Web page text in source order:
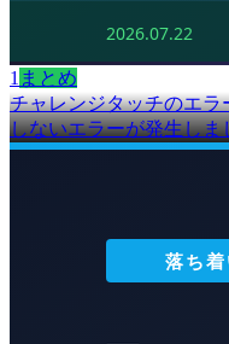
1 まとめ
チャレンジタッチのエ
しないエラーが発生し
きません」